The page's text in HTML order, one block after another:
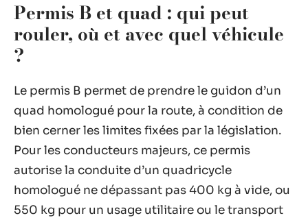
Permis B et quad : qui peut
rouler, où et avec quel véhicule
?
Le permis B permet de prendre le guidon d’un
quad homologué pour la route, à condition de
bien cerner les limites fixées par la législation.
Pour les conducteurs majeurs, ce permis
autorise la conduite d’un quadricycle
homologué ne dépassant pas 400 kg à vide, ou
550 kg pour un usage utilitaire ou le transport